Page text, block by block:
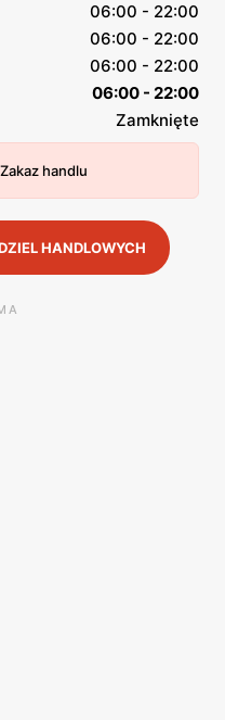
06:00 - 22:00
06:00 - 22:00
06:00 - 22:00
06:00 - 22:00
Zamknięte
Zakaz handlu
HANDLOWYCH